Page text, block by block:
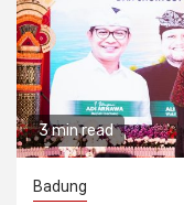
3 min read
Badung